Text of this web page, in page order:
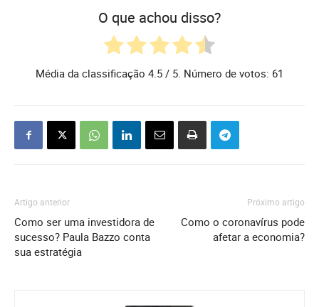
O que achou disso?
Média da classificação 4.5 / 5. Número de votos: 61
Artigo anterior
Como ser uma investidora de
sucesso? Paula Bazzo conta
sua estratégia
Próximo artigo
Como o coronavírus pode
afetar a economia?